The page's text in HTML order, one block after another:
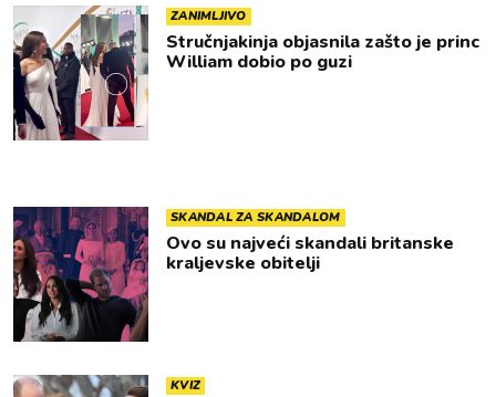
ZANIMLJIVO
Stručnjakinja objasnila zašto je princ
William dobio po guzi
SKANDAL ZA SKANDALOM
Ovo su najveći skandali britanske
kraljevske obitelji
KVIZ